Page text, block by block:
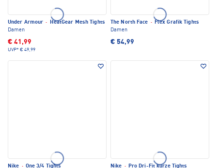
Under Armour ·
HeatGear Mesh Tights
Damen
€ 41,99
UVP* € 49,99
The North Face · Flex Grafik Tights
Damen
€ 54,99
Nike · One 3/4 Tights
Nike · Pro Dri-Fit kurze Tights